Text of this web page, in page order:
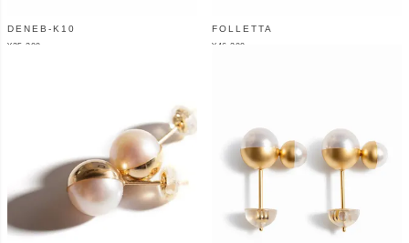
DENEB-K10
¥35,200
FOLLETTA
¥ 46,200